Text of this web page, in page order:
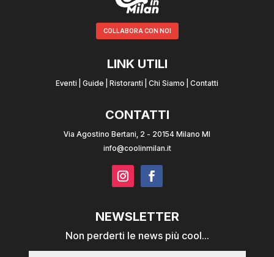
COLLABORA CON NOI
LINK UTILI
Eventi Guide Ristoranti Chi Siamo Contatti
CONTATTI
Via Agostino Bertani, 2 - 20154 Milano MI
info@coolinmilan.it
NEWSLETTER
Non perderti le news più cool...